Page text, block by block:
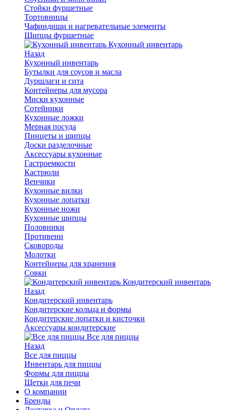
Стойки фуршетные
Тортовницы
Чафиндиши и нагревательные элементы
Щипцы фуршетные
Кухонный инвентарь
Назад
Кухонный инвентарь
Бутылки для соусов и масла
Дуршлаги и сита
Контейнеры для мусора
Миски кухонные
Сотейники
Кухонные ложки
Мерная посуда
Пинцеты и щипцы
Доски разделочные
Аксессуары кухонные
Гастроемкости
Кастрюли
Венчики
Кухонные вилки
Кухонные лопатки
Кухонные ножи
Кухонные щипцы
Половники
Противени
Сковороды
Молотки
Контейнеры для хранения
Совки
Кондитерский инвентарь
Назад
Кондитерский инвентарь
Кондитерские кольца и формы
Кондитерские лопатки и кисточки
Аксессуары кондитерские
Все для пиццы
Назад
Все для пиццы
Инвентарь для пиццы
Формы для пиццы
Щетки для печи
О компании
Бренды